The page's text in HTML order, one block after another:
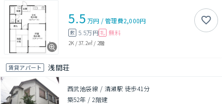
5.5 万円 /管理費2,000円
敷 5.5万円 礼 無料
2K /37.2㎡ / 2階
賃貸アパート 浅間荘
西武池袋線 / 清瀬駅 徒歩41分
築52年 /2階建